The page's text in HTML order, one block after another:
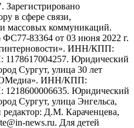
в сфере связи,
массовых коммуникаций.
83364 от 03 июня 2022 г.
ИНН/КПП:
1178617004257. Юридический
Сургут, улица 30 лет
ИНН/КПП:
1218600006635. Юридический
Сургут, улица Энгельса,
Д.М. Караченцева,
news.ru. Для детей